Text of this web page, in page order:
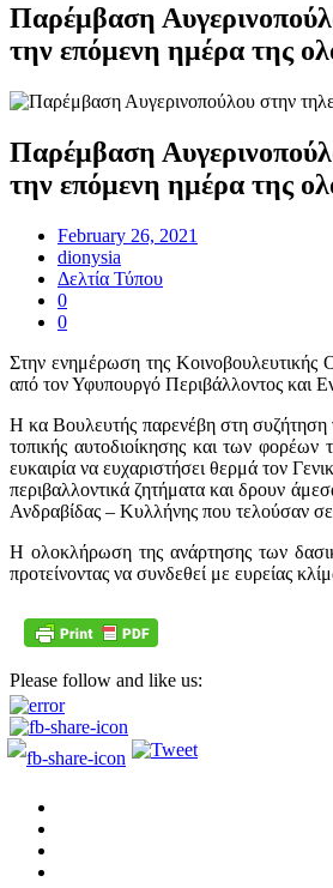
Παρέμβαση
την επόμενη ημέρα της
Παρέμβαση
την επόμενη ημέρα της
February 26, 2021
dionysia
Δελτία Τύπου
0
0
Στην ενημέρωση της Κοινοβουλευτικής
από τον Υφυπουργό Περιβάλλοντος και
Η κα Βουλευτής παρενέβη στη συζήτηση
τοπικής αυτοδιοίκησης και των
ευκαιρία να ευχαριστήσει θερμά τον
περιβαλλοντικά ζητήματα και δρουν
Ανδραβίδας – Κυλλήνης που τελούσαν
Η ολοκλήρωση της ανάρτησης των
προτείνοντας να συνδεθεί με ευρείας
Please follow and like us: